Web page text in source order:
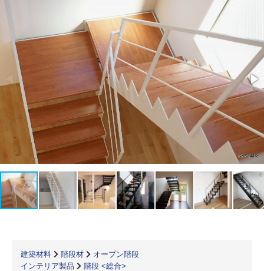
建築材料 階段材
オープン階段
インテリア製品
階段 <総合>